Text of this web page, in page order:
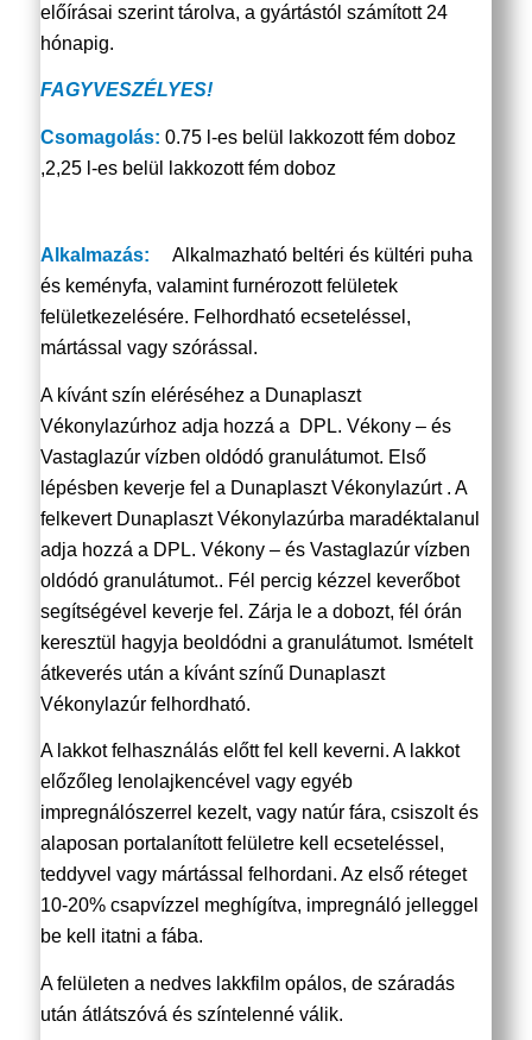
előírásai szerint tárolva, a gyártástól számított 24
hónapig.
FAGYVESZÉLYES!
Csomagolás: 0.75 l-es belül lakkozott fém doboz
,2,25 l-es belül lakkozott fém doboz
Alkalmazás: Alkalmazható beltéri és kültéri puha
és keményfa, valamint furnérozott felületek
felületkezelésére. Felhordható ecseteléssel,
mártással vagy szórással.
A kívánt szín eléréséhez a Dunaplaszt
Vékonylazúrhoz adja hozzá a DPL. Vékony – és
Vastaglazúr vízben oldódó granulátumot. Első
lépésben keverje fel a Dunaplaszt Vékonylazúrt . A
felkevert Dunaplaszt Vékonylazúrba maradéktalanul
adja hozzá a DPL. Vékony – és Vastaglazúr vízben
oldódó granulátumot.. Fél percig kézzel keverőbot
segítségével keverje fel. Zárja le a dobozt, fél órán
keresztül hagyja beoldódni a granulátumot. Ismételt
átkeverés után a kívánt színű Dunaplaszt
Vékonylazúr felhordható.
A lakkot felhasználás előtt fel kell keverni. A lakkot
előzőleg lenolajkencével vagy egyéb
impregnálószerrel kezelt, vagy natúr fára, csiszolt és
alaposan portalanított felületre kell ecseteléssel,
teddyvel vagy mártással felhordani. Az első réteget
10-20% csapvízzel meghígítva, impregnáló jelleggel
be kell itatni a fába.
A felületen a nedves lakkfilm opálos, de száradás
után átlátszóvá és színtelenné válik.